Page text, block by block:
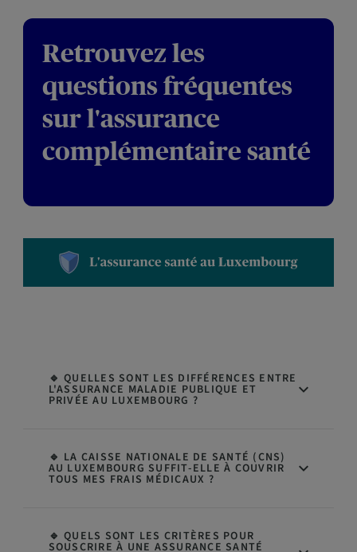
Retrouvez les
questions fréquentes
sur l'assurance
complémentaire santé
🔹 QUELLES SONT LES DIFFÉRENCES ENTRE
L'ASSURANCE MALADIE PUBLIQUE ET
PRIVÉE AU LUXEMBOURG ?
🔹 LA CAISSE NATIONALE DE SANTÉ (CNS)
AU LUXEMBOURG SUFFIT-ELLE À COUVRIR
TOUS MES FRAIS MÉDICAUX ?
🔹 QUELS SONT LES CRITÈRES POUR
SOUSCRIRE À UNE ASSURANCE SANTÉ